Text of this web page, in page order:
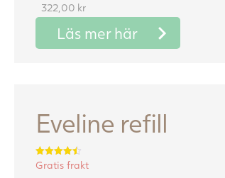
322,00 kr
Läs mer här
Eveline refill
Betygsatt
Gratis frakt